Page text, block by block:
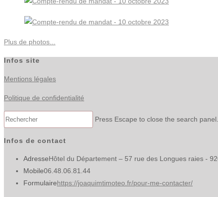
Plus de photos...
Infos site
Mentions légales
Politique de confidentialité
Press Escape to close the search panel.
Infos de contact
AdresseHôtel du Département – 57 rue des Longues raies -
Mobile06.48.06.81.44
Formulairehttps://joaquimtimoteo.fr/pour-me-contacter/